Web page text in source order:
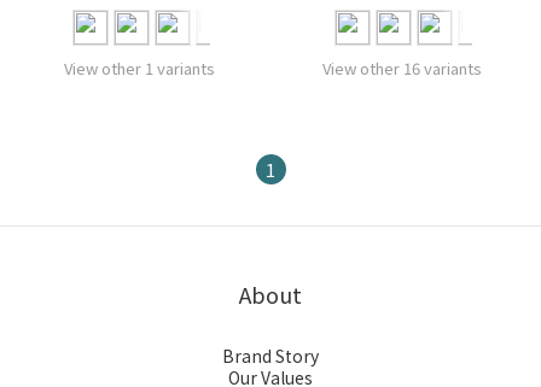
View other 1 variants View other 16 variants
1
About
Brand Story
Our Values